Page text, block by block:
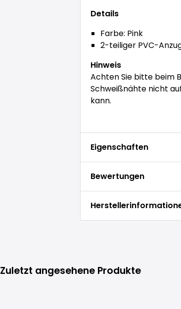
Details
Farbe: Pink
2-teiliger PVC-
Hinweis
Achten Sie bitte beim
Schweißnähte nicht
kann.
Eigenschaften
Bewertungen
Zuletzt angesehene Produkte